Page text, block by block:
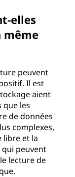
elles
peuvent
Il est
aient
que les
de données
complexes,
libre et la
peuvent
lecture de